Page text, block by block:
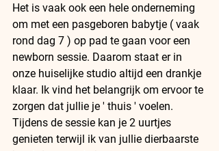
Het is vaak ook een hele onderneming
om met een pasgeboren babytje ( vaak
rond dag 7 ) op pad te gaan voor een
newborn sessie. Daarom staat er in
onze huiselijke studio altijd een drankje
klaar. Ik vind het belangrijk om ervoor te
zorgen dat jullie je ' thuis ' voelen.
Tijdens de sessie kan je 2 uurtjes
genieten terwijl ik van jullie dierbaarste